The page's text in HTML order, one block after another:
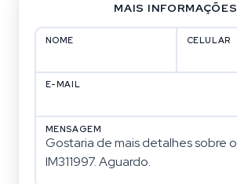
MAIS INFORMAÇÕES
NOME CELULAR
E-MAIL
MENSAGEM